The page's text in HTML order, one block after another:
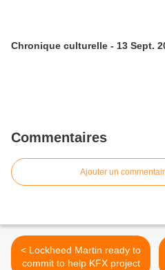
Chronique culturelle - 13 Sept.
Commentaires
Ajouter un
< Lockheed Martin ready to
commit to help KFX project